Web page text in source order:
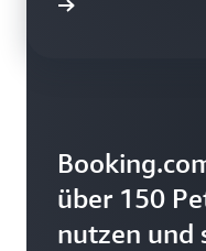
über 150
nutzen und